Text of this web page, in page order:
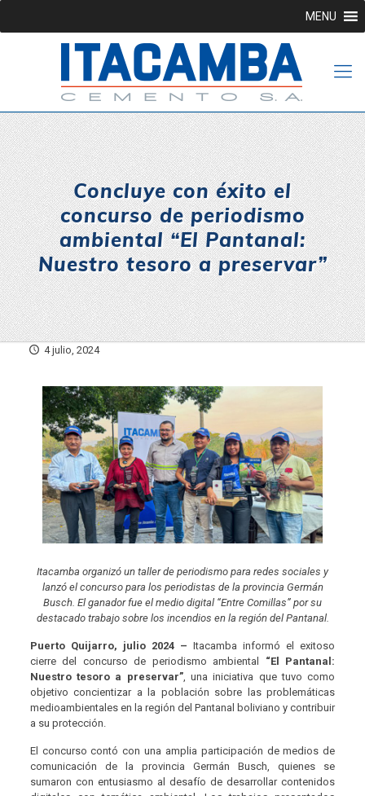
MENU
Concluye con éxito el
concurso de periodismo
ambiental “El Pantanal:
Nuestro tesoro a preservar”
4 julio, 2024
Itacamba organizó un taller de periodismo para redes sociales y
lanzó el concurso para los periodistas de la provincia Germán
Busch. El ganador fue el medio digital “Entre Comillas” por su
destacado trabajo sobre los incendios en la región del Pantanal.
Puerto Quijarro, julio 2024 – Itacamba informó el exitoso
cierre del concurso de periodismo ambiental “El Pantanal:
Nuestro tesoro a preservar”, una iniciativa que tuvo como
objetivo concientizar a la población sobre las problemáticas
medioambientales en la región del Pantanal boliviano y contribuir
a su protección.
El concurso contó con una amplia participación de medios de
comunicación de la provincia Germán Busch, quienes se
sumaron con entusiasmo al desafío de desarrollar contenidos